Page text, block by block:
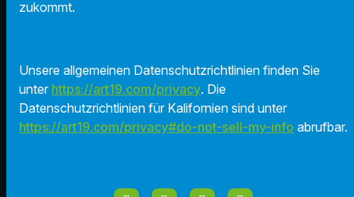
zukommt.
Unsere allgemeinen Datenschutzrichtlinien finden Sie
unter https://art19.com/privacy. Die
Datenschutzrichtlinien für Kalifornien sind unter
https://art19.com/privacy#do-not-sell-my-info abrufbar.